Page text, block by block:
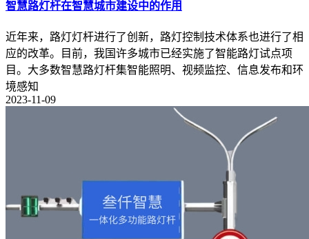
智慧路灯杆在智慧城市建设中的作用
近年来，路灯灯杆进行了创新，路灯控制技术体系也进行了相
应的改革。目前，我国许多城市已经实施了智能路灯试点项
目。大多数智慧路灯杆集智能照明、视频监控、信息发布和环
境感知
2023-11-09